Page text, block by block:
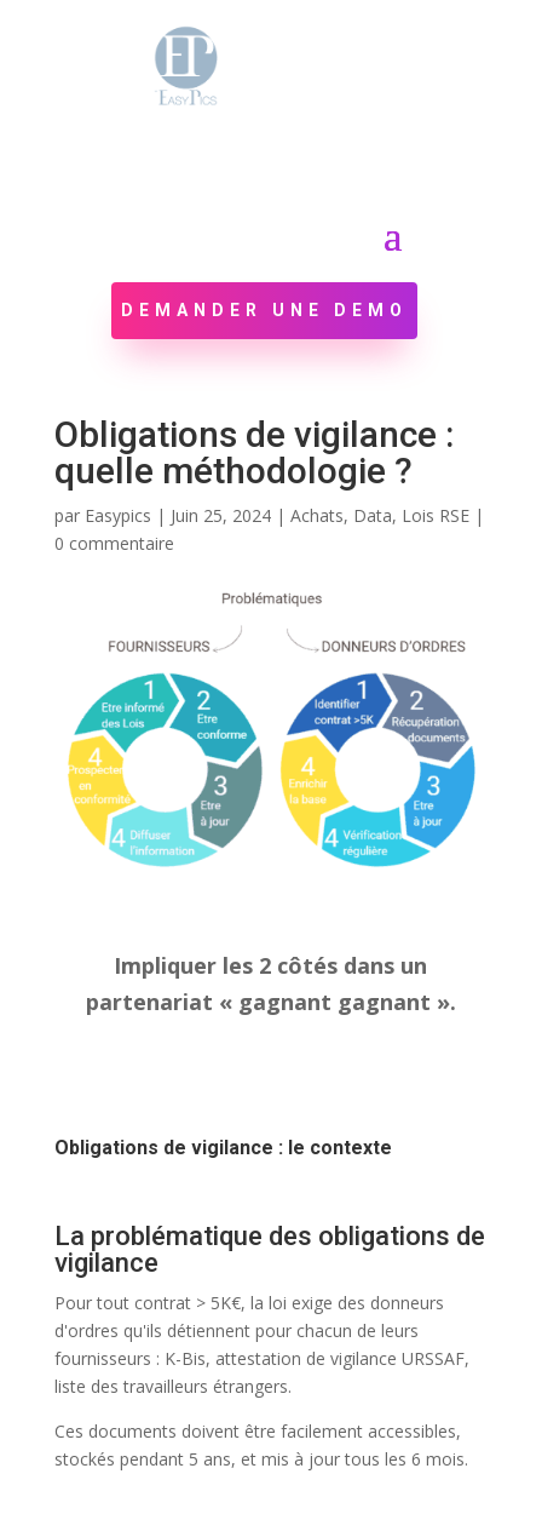
DEMANDER UNE DEMO
Obligations de vigilance :
quelle méthodologie ?
par Easypics | Juin 25, 2024| Achats, Data, Lois RSE|
0 commentaire
Impliquer les 2 côtés dans un
partenariat « gagnant gagnant ».
Obligations de vigilance : le contexte
La problématique des obligations de
vigilance
Pour tout contrat > 5K€, la loi exige des donneurs
d'ordres qu'ils détiennent pour chacun de leurs
fournisseurs : K-Bis, attestation de vigilance URSSAF,
liste des travailleurs étrangers.
Ces documents doivent être facilement accessibles,
stockés pendant 5 ans, et mis à jour tous les 6 mois.